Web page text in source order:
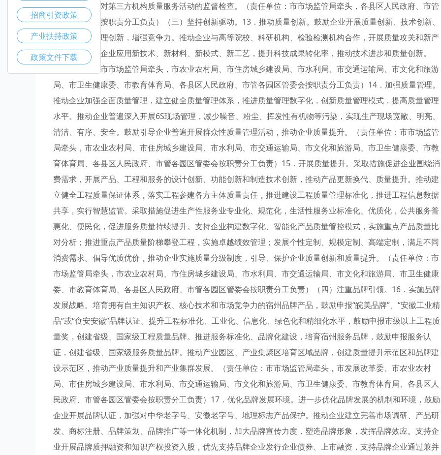
应当依法加强对第三方机构质量服务活动的监督检查。（责任单位：市市场监管局牵头，各县区人民政府、市管
各园区管委会按职责分工负责）（三）坚持创新驱动。13．推动质量创新。鼓励企业开展质量创新、技术创新、
产品创新和管理创新，增强竞争力。推动企业与高等院校、科研机构、检验检测机构合作，开展质量攻关和新产
品研发。支持企业应用新技术、新材料、新模式、新工艺，提升科技成果转化率，推动技术进步和质量创新。
（责任单位：市市场监管局牵头，市农业农村局、市住房城乡建设局、市水利局、市交通运输局、市文化和旅游
局、市卫生健康委、市教育体育局、各县区人民政府、市管各园区管委会按职责分工负责）14．加强质量管理。
推动企业加强全面质量管理，建立健全质量管理体系，推进质量管理数字化，创新质量管理模式，提高质量管理
水平。推动企业普遍深入开展6S现场管理，减少噪音、粉尘、挥发性有机物等污染，实现生产现场宽敞、明亮、
清洁、有序、安全。鼓励引导企业普遍开展群众性质量管理活动，推动企业质量提升。（责任单位：市市场监管
局牵头，市农业农村局、市住房城乡建设局、市水利局、市交通运输局、市文化和旅游局、市卫生健康委、市教
育体育局、各县区人民政府、市管各园区管委会按职责分工负责）15．开展质量提升。采取措施促进企业围绕消
费需求，开展产品、工程和服务的设计创新、功能创新和制造技术创新，推动产品更新换代、质量提升。推动建
立健全工程质量保证体系，落实工程参建各方主体质量责任，推进建设工程质量管理标准化，推进工程信息数据
共享，实行智慧监管。采取措施促进生产性服务业专业化、规范化，生活性服务业标准化、优质化，公共服务普
惠化、便民化，促进服务质量持续提升。支持企业构建数字化、智能化产品质量管控模式，实施重点产品质量比
对分析；推进重点产品质量阶梯攀登工程，实施卓越绩效管理；发展个性定制、规模定制、高端定制，满足不同
消费需求。倡导优质优价，推动企业实施质量分级制度，引导、保护企业质量创新和质量提升。（责任单位：市
市场监管局牵头，市农业农村局、市住房城乡建设局、市水利局、市交通运输局、市文化和旅游局、市卫生健康
委、市教育体育局、各县区人民政府、市管各园区管委会按职责分工负责）（四）注重品牌引领。16．实施品牌
发展战略。培育拥有自主知识产权、核心技术和市场竞争力的宿州品牌产品，鼓励申报“皖美品牌”、“安徽工业精
品”或“食安安徽”品牌认证。提升工程标准化、工业化、信息化、绿色化和精细化水平，鼓励申报市级以上工程质
量奖，创建省级、国家级工程质量品牌。推进服务标准化、品牌化建设，培育宿州服务品牌，鼓励申报服务认
证，创建省级、国家级服务质量品牌。推动产业园区、产业集聚区培育区域品牌，创建质量提升示范区和品牌建
设示范区，推动产业质量提升和产业集群发展。（责任单位：市市场监管局牵头，市发展改革委、市农业农村
局、市住房城乡建设局、市水利局、市交通运输局、市文化和旅游局、市卫生健康委、市教育体育局、各县区人
民政府、市管各园区管委会按职责分工负责）17．优化品牌发展环境。进一步优化品牌发展的机制和环境，鼓励
企业开展品牌认证，加强对中华老字号、安徽老字号、地理标志产品保护。推动企业建立完善市场调研、产品研
发、商标注册、品牌策划、品牌推广等一体化机制，加大品牌宣传力度，塑造品牌形象，发挥品牌效应。支持企
业开展品牌质押融资和知识产权投资入股，优先支持品牌企业发行企业债券、上市融资，支持品牌企业通过兼并
招商引资政策
产业扶持政策
政策文件下载